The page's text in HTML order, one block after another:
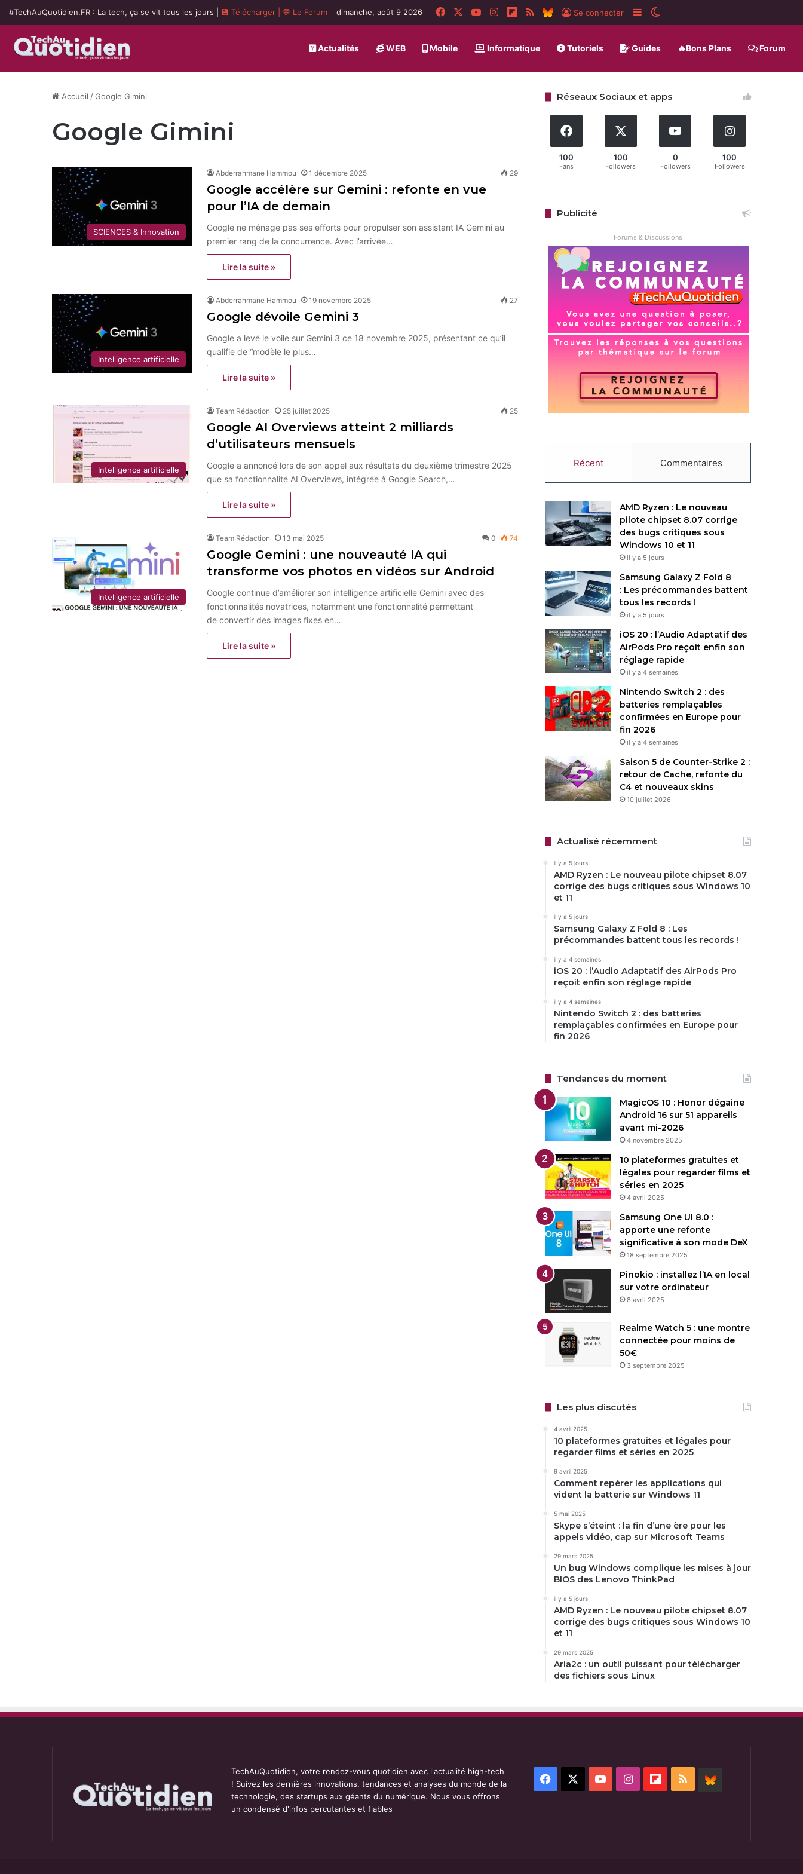
#TechAuQuotidien.FR : La tech, ça se vit tous les jours | 💾 Télécharger 💬 Le Forum dimanche, août 9 2026 FacebookYouTubeInstagramFlipboard
RSS BlueSky
Se connecter Sidebar (barre latérale)
Actualités WEB Mobile Informatique Tutoriels Guides 🔥Bons Plans Forum
Accueil /Google Gimini
Google Gimini
SCIENCES & Innovation
Abderrahmane Hammou 1 décembre 2025 29
Google accélère sur Gemini : refonte en vue
pour l’IA de demain
Google ne ménage pas ses efforts pour propulser son assistant IA Gemini au
premier rang de la concurrence. Avec l’arrivée…
Lire la suite »
Intelligence artificielle
Abderrahmane Hammou 19 novembre 2025 27
Google dévoile Gemini 3
Google a levé le voile sur Gemini 3 ce 18 novembre 2025, présentant ce qu’il
qualifie de “modèle le plus…
Lire la suite »
Intelligence artificielle
Team Rédaction 25 juillet 2025 25
Google AI Overviews atteint 2 milliards
d’utilisateurs mensuels
Google a annoncé lors de son appel aux résultats du deuxième trimestre 2025
que sa fonctionnalité AI Overviews, intégrée à Google Search,…
Lire la suite »
Intelligence artificielle
Team Rédaction 13 mai 2025 0 74
Google Gemini : une nouveauté IA qui
transforme vos photos en vidéos sur Android
Google continue d’améliorer son intelligence artificielle Gemini avec des
fonctionnalités novatrices, notamment une fonctionnalité permettant
de convertir des images fixes en…
Lire la suite »
Réseaux Sociaux et apps
100
Fans
100
Followers
0
Followers
100
Followers
Publicité
Forums & Discussions
Récent Commentaires
AMD Ryzen : Le nouveau
pilote chipset 8.07 corrige
des bugs critiques sous
Windows 10 et 11
il y a 5 jours
Samsung Galaxy Z Fold 8
: Les précommandes battent
tous les records !
il y a 5 jours
iOS 20 : l’Audio Adaptatif des
AirPods Pro reçoit enfin son
réglage rapide
il y a 4 semaines
Nintendo Switch 2 : des
batteries remplaçables
confirmées en Europe pour
fin 2026
il y a 4 semaines
Saison 5 de Counter-Strike 2 :
retour de Cache, refonte du
C4 et nouveaux skins
10 juillet 2026
Actualisé récemment
il y a 5 jours
AMD Ryzen : Le nouveau pilote chipset 8.07
corrige des bugs critiques sous Windows 10
et 11
il y a 5 jours
Samsung Galaxy Z Fold 8 : Les
précommandes battent tous les records !
il y a 4 semaines
iOS 20 : l’Audio Adaptatif des AirPods Pro
reçoit enfin son réglage rapide
il y a 4 semaines
Nintendo Switch 2 : des batteries
remplaçables confirmées en Europe pour
fin 2026
Tendances du moment
MagicOS 10 : Honor dégaine
Android 16 sur 51 appareils
avant mi-2026
4 novembre 2025
10 plateformes gratuites et
légales pour regarder films et
séries en 2025
4 avril 2025
Samsung One UI 8.0 :
apporte une refonte
significative à son mode DeX
18 septembre 2025
Pinokio : installez l’IA en local
sur votre ordinateur
8 avril 2025
Realme Watch 5 : une montre
connectée pour moins de
50€
3 septembre 2025
Les plus discutés
4 avril 2025
10 plateformes gratuites et légales pour
regarder films et séries en 2025
9 avril 2025
Comment repérer les applications qui
vident la batterie sur Windows 11
5 mai 2025
Skype s’éteint : la fin d’une ère pour les
appels vidéo, cap sur Microsoft Teams
29 mars 2025
Un bug Windows complique les mises à jour
BIOS des Lenovo ThinkPad
il y a 5 jours
AMD Ryzen : Le nouveau pilote chipset 8.07
corrige des bugs critiques sous Windows 10
et 11
29 mars 2025
Aria2c : un outil puissant pour télécharger
des fichiers sous Linux
TechAuQuotidien, votre rendez-vous quotidien avec l'actualité high-tech
! Suivez les dernières innovations, tendances et analyses du monde de la
technologie, des startups aux géants du numérique. Nous vous offrons
un condensé d'infos percutantes et fiables
Facebook YouTubeInstagramFlipboard
RSS